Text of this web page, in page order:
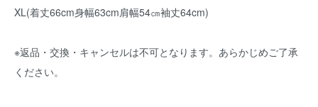
XL(着丈66cm身幅63cm肩幅54㎝袖丈64cm)
※返品・交換・キャンセルは不可となります。あらかじめご了承
ください。